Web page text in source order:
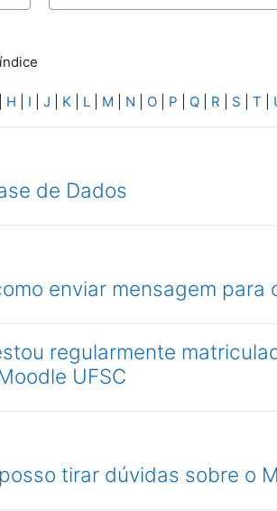
H I J K L| M N O| P Q| R S T
de Dados
enviar mensagem para
regularmente
UFSC
tirar dúvidas sobre o